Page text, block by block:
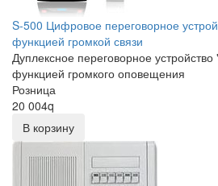
S-500 Цифровое переговорное
функцией громкой связи
Дуплексное переговорное устройство
функцией громкого оповещения
Розница
20 004q
В корзину